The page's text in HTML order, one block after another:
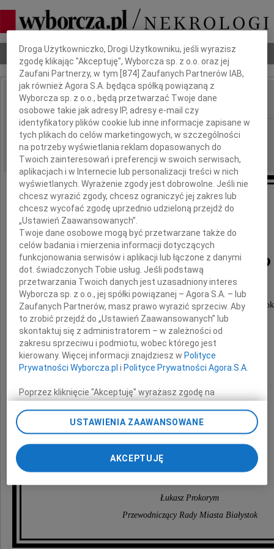
Nekrologi Odeszli Poradnik pogrzebowy
IMIĘ I NAZWISKO:
REGION: Białystok
DATA EMISJI: 27.03.2020
Z głębokim żalem i smutkiem żegnam
Pana
Andrzeja Kalińskiego
Dziekana
Okręgowej Izby Radców Prawnych w
Rodzinie, Bliskim
oraz Współpracownikom
wyrazy głębokie współczucia
Łukasz Prokorym
Przewodniczący Rady Miasta Białystok
Dbamy o Twoją prywatność
Droga Użytkowniczko, Drogi Użytkowniku, jeśli wyrazisz
zgodę klikając "Akceptuję", Wyborcza sp. z o.o. oraz jej
Zaufani Partnerzy, w tym [874] Zaufanych Partnerów IAB,
jak również Agora S.A. będąca spółką powiązaną z
Wyborcza sp. z o.o., będą przetwarzać Twoje dane
osobowe takie jak adresy IP, adresy e-mail czy
identyfikatory plików cookie lub inne informacje zapisane w
tych plikach do celów marketingowych, w szczególności
na potrzeby wyświetlania reklam dopasowanych do
Twoich zainteresowań i preferencji w swoich serwisach,
aplikacjach i w Internecie lub personalizacji treści w nich
wyświetlanych. Wyrażenie zgody jest dobrowolne. Jeśli nie
chcesz wyrazić zgody, chcesz ograniczyć jej zakres lub
chcesz wycofać zgodę uprzednio udzieloną przejdź do
„Ustawień Zaawansowanych”.
Twoje dane osobowe mogą być przetwarzane także do
celów badania i mierzenia informacji dotyczących
funkcjonowania serwisów i aplikacji lub łączone z danymi
dot. świadczonych Tobie usług. Jeśli podstawą
przetwarzania Twoich danych jest uzasadniony interes
Wyborcza sp. z o.o., jej spółki powiązanej – Agora S.A. – lub
Zaufanych Partnerów, masz prawo wyrazić sprzeciw. Aby
to zrobić przejdź do „Ustawień Zaawansowanych” lub
skontaktuj się z administratorem – w zależności od
zakresu sprzeciwu i podmiotu, wobec którego jest
kierowany. Więcej informacji znajdziesz wPolityce
Prywatności Wyborcza.pl iPolityce Prywatności Agora S.A.
Poprzez kliknięcie "Akceptuję" wyrażasz zgodę na
zainstalowanie i przechowywanie plików typu cookie
Wyborczej sp. z o. o. jej Zaufanych Partnerów i Agora S.A.
na Twoim urządzeniu końcowym. Możesz też w każdej
ponownie wywołując narzędzie do zarządzania Twoimi
preferencjami dot. przetwarzania danych poprzez
Zmiana ustawień plików cookie możliwa jest także za
pomocą ustawień przeglądarki.
My, nasi Zaufani Partnerzy i Agora S.A. możemy
USTAWIENIA ZAAWANSOWANE
AKCEPTUJĘ